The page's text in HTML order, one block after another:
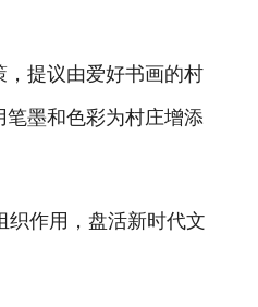
提议由爱好书画的村
墨和色彩为村庄增添
作用，盘活新时代文